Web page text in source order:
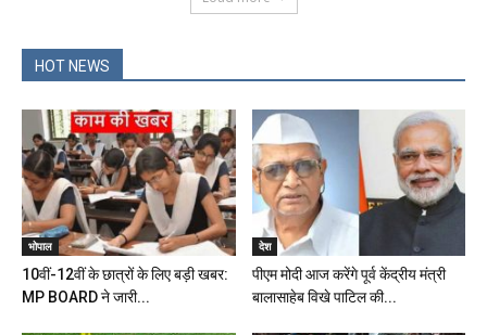
HOT NEWS
भोपाल
10वीं-12वीं के छात्रों के लिए बड़ी खबर:
MP BOARD ने जारी...
देश
पीएम मोदी आज करेंगे पूर्व केंद्रीय मंत्री
बालासाहेब विखे पाटिल की...